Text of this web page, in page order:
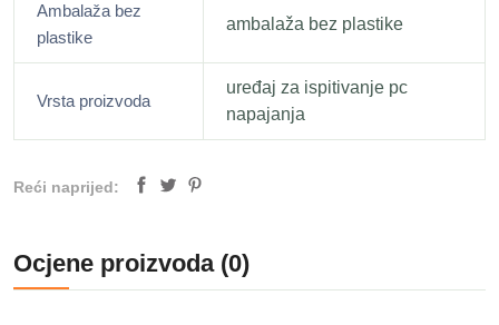
Ambalaža bez
plastike
ambalaža bez plastike
Vrsta proizvoda
uređaj za ispitivanje pc
napajanja
Reći naprijed:
Ocjene proizvoda (0)